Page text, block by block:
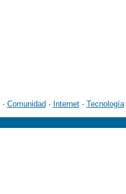
· Comunidad · Internet· Tecnología